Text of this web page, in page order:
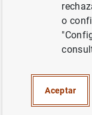
su
ESTABILIDAD
o
Aceptar